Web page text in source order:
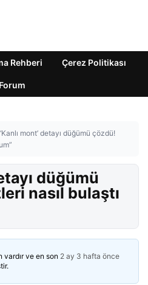
Rehberi Çerez Politikası
Forum
‘Kanlı mont’ detayı düğümü çözdü!
düğümü
nasıl bulaştı
vardır ve en son 2 ay 3 hafta önce